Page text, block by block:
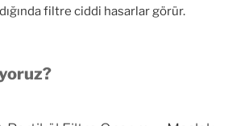
filtre ciddi hasarlar görür.